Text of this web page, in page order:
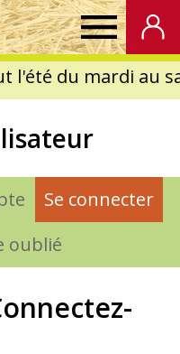
Se connecter
oublié